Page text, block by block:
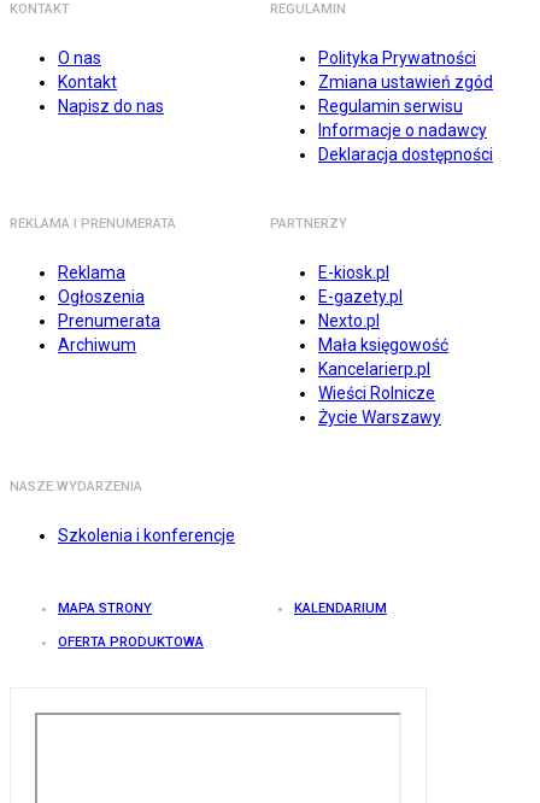
KONTAKT
O nas
Kontakt
Napisz do nas
REGULAMIN
Polityka Prywatności
Zmiana ustawień zgód
Regulamin serwisu
Informacje o nadawcy
Deklaracja dostępności
REKLAMA I PRENUMERATA
Reklama
Ogłoszenia
Prenumerata
Archiwum
PARTNERZY
E-kiosk.pl
E-gazety.pl
Nexto.pl
Mała księgowość
Kancelarierp.pl
Wieści Rolnicze
Życie Warszawy
NASZE WYDARZENIA
Szkolenia i konferencje
MAPA STRONY KALENDARIUM
OFERTA PRODUKTOWA